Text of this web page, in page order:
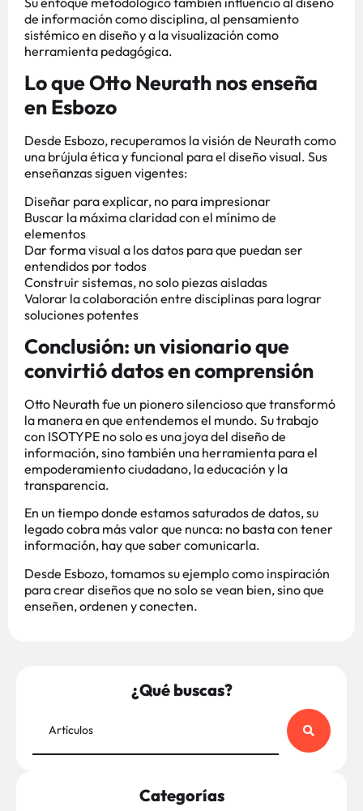
de información como disciplina, al pensamiento
sistémico en diseño y a la visualización como
herramienta pedagógica.
Lo que Otto Neurath nos enseña
en Esbozo
Desde Esbozo, recuperamos la visión de Neurath como
una brújula ética y funcional para el diseño visual. Sus
enseñanzas siguen vigentes:
Diseñar para explicar, no para impresionar
Buscar la máxima claridad con el mínimo de
elementos
Dar forma visual a los datos para que puedan ser
entendidos por todos
Construir sistemas, no solo piezas aisladas
Valorar la colaboración entre disciplinas para lograr
soluciones potentes
Conclusión: un visionario que
convirtió datos en comprensión
Otto Neurath fue un pionero silencioso que transformó
la manera en que entendemos el mundo. Su trabajo
con ISOTYPE no solo es una joya del diseño de
información, sino también una herramienta para el
empoderamiento ciudadano, la educación y la
transparencia.
En un tiempo donde estamos saturados de datos, su
legado cobra más valor que nunca: no basta con tener
información, hay que saber comunicarla.
Desde Esbozo, tomamos su ejemplo como inspiración
para crear diseños que no solo se vean bien, sino que
enseñen, ordenen y conecten.
¿Qué buscas?
Categorías